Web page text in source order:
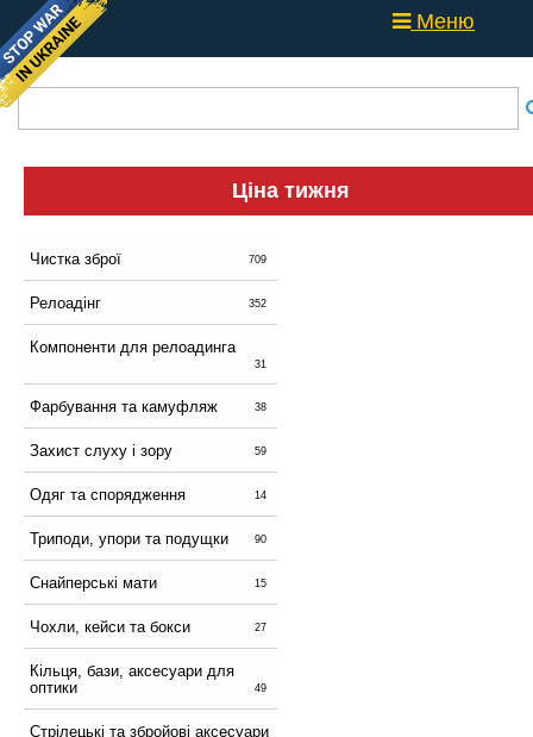
Меню
Ціна тижня
Чистка зброї 709
Релоадінг 352
Компоненти для релоадинга
31
Фарбування та камуфляж 38
Захист слуху і зору 59
Одяг та спорядження 14
Триподи, упори та подущки 90
Снайперські мати 15
Чохли, кейси та бокси 27
Кільця, бази, аксесуари для
оптики
49
Стрілецькі та збройові аксесуари